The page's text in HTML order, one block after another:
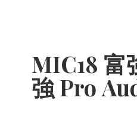
MIC18 富
強 Pro